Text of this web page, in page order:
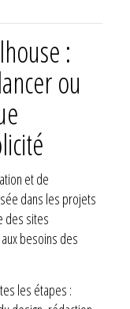
:
ou
et de
dans les projets
des sites
besoins des
les étapes :